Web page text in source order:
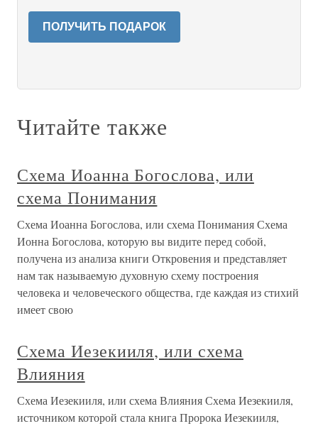
ПОЛУЧИТЬ ПОДАРОК
Читайте также
Схема Иоанна Богослова, или
схема Понимания
Схема Иоанна Богослова, или схема Понимания Схема
Ионна Богослова, которую вы видите перед собой,
получена из анализа книги Откровения и представляет
нам так называемую духовную схему построения
человека и человеческого общества, где каждая из стихий
имеет свою
Схема Иезекииля, или схема
Влияния
Схема Иезекииля, или схема Влияния Схема Иезекииля,
источником которой стала книга Пророка Иезекииля,